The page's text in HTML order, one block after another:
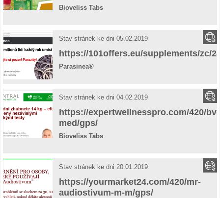
Bioveliss Tabs
Stav stránek ke dni 05.02.2019
https://101offers.eu/supplements/zc/
Parasinea®
Stav stránek ke dni 04.02.2019
https://expertwellnesspro.com/420/bv-
med/gps/
Bioveliss Tabs
Stav stránek ke dni 20.01.2019
https://yourmarket24.com/420/mr-
audiostivum-m-m/gps/